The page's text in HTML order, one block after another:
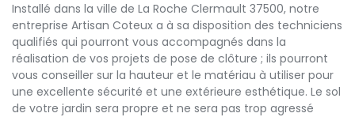
Installé dans la ville de La Roche Clermault 37500, notre
entreprise Artisan Coteux a à sa disposition des techniciens
qualifiés qui pourront vous accompagnés dans la
réalisation de vos projets de pose de clôture ; ils pourront
vous conseiller sur la hauteur et le matériau à utiliser pour
une excellente sécurité et une extérieure esthétique. Le sol
de votre jardin sera propre et ne sera pas trop agressé